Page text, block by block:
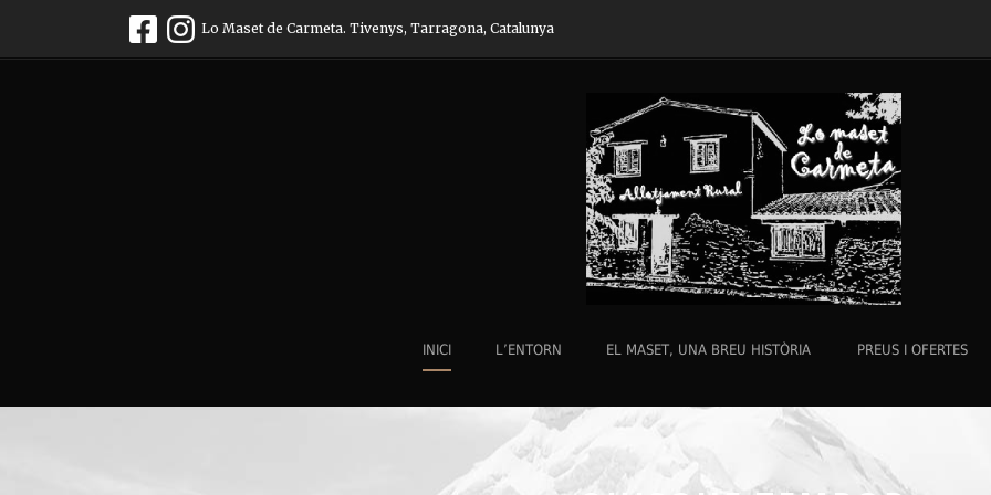
Lo Maset de Carmeta. Tivenys, Tarragona, Catalunya
INICI L’ENTORN EL MASET, UNA BREU HISTÒRIA PREUS I OFERTES